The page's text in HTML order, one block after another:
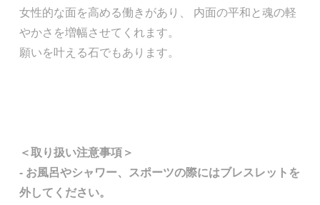
女性的な面を高める働きがあり、 内面の平和と魂の軽
やかさを増幅させてくれます。
願いを叶える石でもあります。
＜取り扱い注意事項＞
- お風呂やシャワー、スポーツの際にはブレスレットを
外してください。